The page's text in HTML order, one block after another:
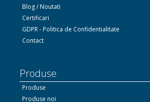
Blog / Noutati
Certificari
GDPR - Politica de Confidentialitate
Contact
Produse
Produse
Produse noi